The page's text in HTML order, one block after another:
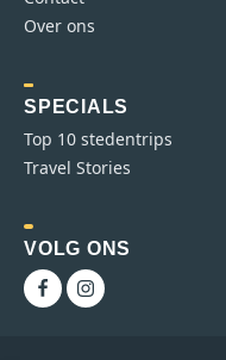
Over ons
SPECIALS
Top 10 stedentrips
Travel Stories
VOLG ONS